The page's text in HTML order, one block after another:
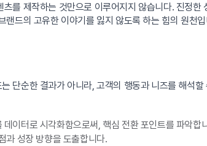
를 제작하는 것만으로 이루어지지 않습니다. 진정한
드의 고유한 이야기를 잃지 않도록 하는 힘의 원천
단순한 결과가 아니라, 고객의 행동과 니즈를 해석
이터로 시각화함으로써, 핵심 전환 포인트를 파악합
과 성장 방향을 도출합니다.